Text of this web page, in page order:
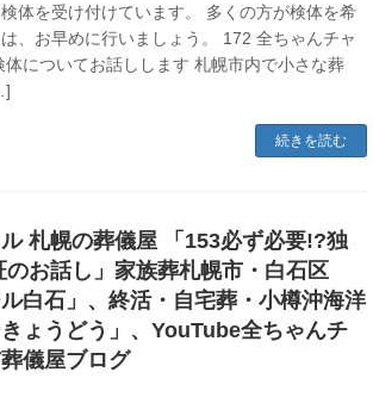
体を受け付けています。 多くの方が検体を希
、お早めに行いましょう。 172 全ちゃんチャ
体についてお話しします 札幌市内で小さな葬
続きを読む
札幌の葬儀屋 「153必ず必要!?独
のお話し」家族葬札幌市・白石区
ル白石」、終活・自宅葬・小樽沖海洋
ょうどう」、YouTube全ちゃんチ
儀屋ブログ